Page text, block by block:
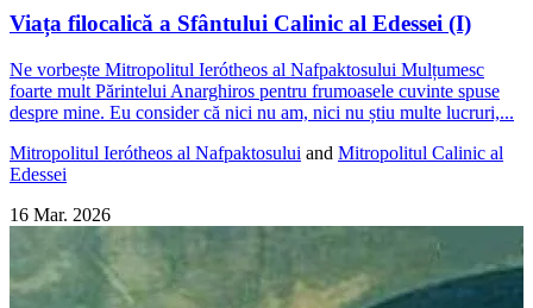
Viața filocalică a Sfântului Calinic al Edessei (I)
Ne vorbește Mitropolitul Ierótheos al Nafpaktosului Mulțumesc
foarte mult Părintelui Anarghiros pentru frumoasele cuvinte spuse
despre mine. Eu consider că nici nu am, nici nu știu multe lucruri,...
Mitropolitul Ierótheos al Nafpaktosului and Mitropolitul Calinic al
Edessei
16 Mar. 2026